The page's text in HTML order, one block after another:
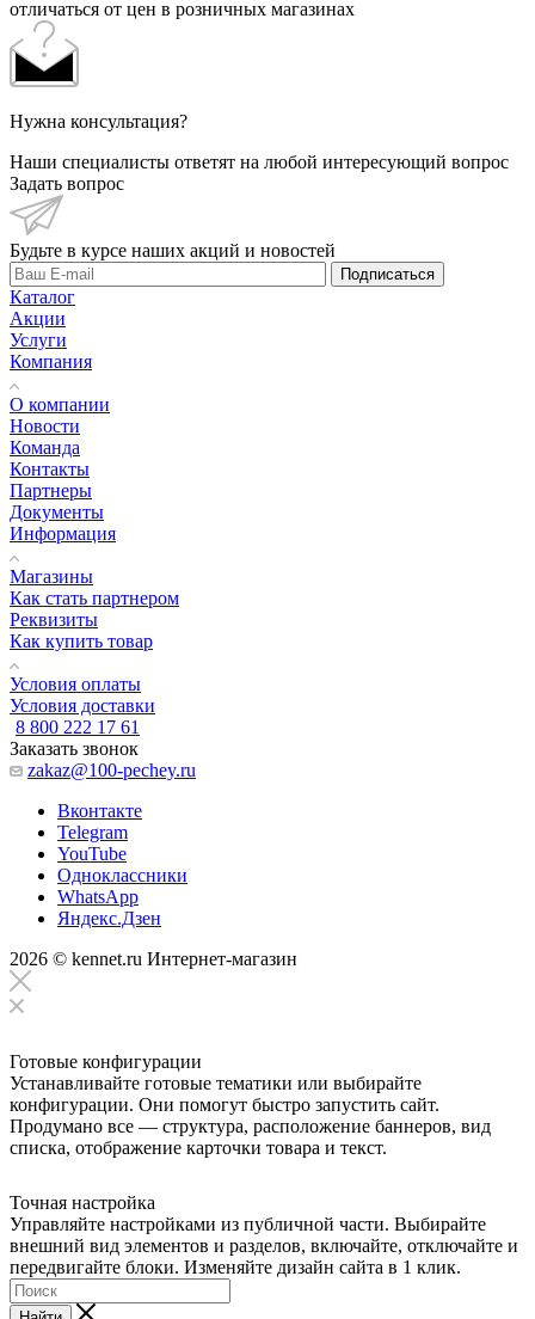
отличаться от цен в розничных магазинах
Нужна консультация?
Наши специалисты ответят на любой интересующий вопрос
Задать вопрос
Будьте в курсе наших акций и новостей
Подписаться
Каталог
Акции
Услуги
Компания
О компании
Новости
Команда
Контакты
Партнеры
Документы
Информация
Магазины
Как стать партнером
Реквизиты
Как купить товар
Условия оплаты
Условия доставки
8 800 222 17 61
Заказать звонок
zakaz@100-pechey.ru
Вконтакте
Telegram
YouTube
Одноклассники
WhatsApp
Яндекс.Дзен
2026 © kennet.ru Интернет-магазин
Готовые конфигурации
Устанавливайте готовые тематики или выбирайте
конфигурации. Они помогут быстро запустить сайт.
Продумано все — структура, расположение баннеров, вид
списка, отображение карточки товара и текст.
Точная настройка
Управляйте настройками из публичной части. Выбирайте
внешний вид элементов и разделов, включайте, отключайте и
передвигайте блоки. Изменяйте дизайн сайта в 1 клик.